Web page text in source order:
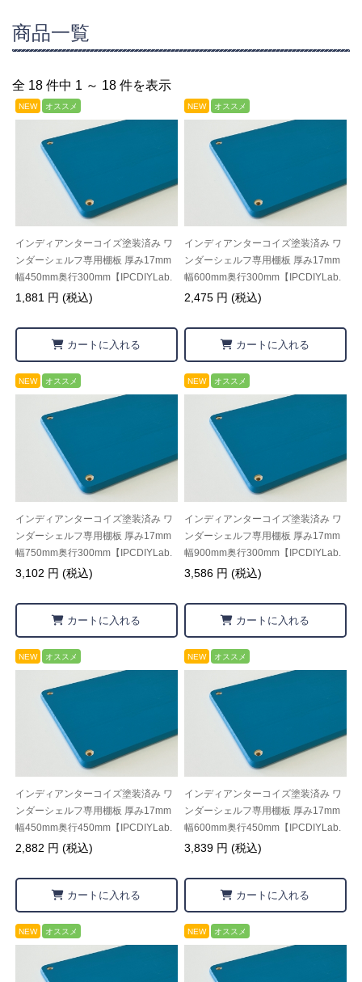
商品一覧
全 18 件中 1 ～ 18 件を表示
NEW オススメ
インディアンターコイズ塗装済み ワ
ンダーシェルフ専用棚板 厚み17mm
幅450mm奥行300mm【IPCDIYLab.
オリジナル】
1,881 円 (税込)
カートに入れる
NEW オススメ
インディアンターコイズ塗装済み ワ
ンダーシェルフ専用棚板 厚み17mm
幅600mm奥行300mm【IPCDIYLab.
オリジナル】
2,475 円 (税込)
カートに入れる
NEW オススメ
インディアンターコイズ塗装済み ワ
ンダーシェルフ専用棚板 厚み17mm
幅750mm奥行300mm【IPCDIYLab.
オリジナル】
3,102 円 (税込)
カートに入れる
NEW オススメ
インディアンターコイズ塗装済み ワ
ンダーシェルフ専用棚板 厚み17mm
幅900mm奥行300mm【IPCDIYLab.
オリジナル】
3,586 円 (税込)
カートに入れる
NEW オススメ
インディアンターコイズ塗装済み ワ
ンダーシェルフ専用棚板 厚み17mm
幅450mm奥行450mm【IPCDIYLab.
オリジナル】
2,882 円 (税込)
カートに入れる
NEW オススメ
インディアンターコイズ塗装済み ワ
ンダーシェルフ専用棚板 厚み17mm
幅600mm奥行450mm【IPCDIYLab.
オリジナル】
3,839 円 (税込)
カートに入れる
NEW オススメ NEW オススメ